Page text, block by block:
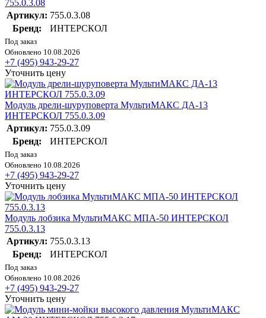
755.0.3.08
Артикул: 755.0.3.08
Бренд:
ИНТЕРСКОЛ
Под заказ
Обновлено 10.08.2026
+7 (495) 943-29-27
Уточнить цену
Модуль дрели-шуруповерта МультиМАКС ДА-13
ИНТЕРСКОЛ 755.0.3.09
Артикул: 755.0.3.09
Бренд:
ИНТЕРСКОЛ
Под заказ
Обновлено 10.08.2026
+7 (495) 943-29-27
Уточнить цену
Модуль лобзика МультиМАКС МПА-50 ИНТЕРСКОЛ
755.0.3.13
Артикул: 755.0.3.13
Бренд:
ИНТЕРСКОЛ
Под заказ
Обновлено 10.08.2026
+7 (495) 943-29-27
Уточнить цену